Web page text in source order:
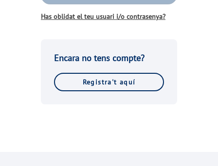
Has oblidat el teu usuari i/o contrasenya?
Encara no tens compte?
Registra't aquí